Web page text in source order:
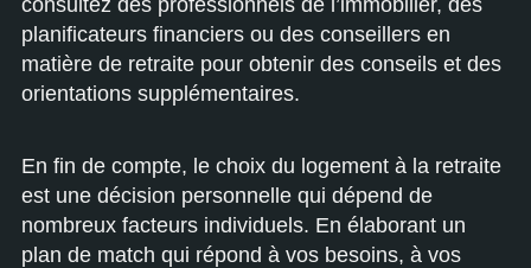
consultez des professionnels de l’immobilier, des
planificateurs financiers ou des conseillers en
matière de retraite pour obtenir des conseils et des
orientations supplémentaires.
En fin de compte, le choix du logement à la retraite
est une décision personnelle qui dépend de
nombreux facteurs individuels. En élaborant un
plan de match qui répond à vos besoins, à vos